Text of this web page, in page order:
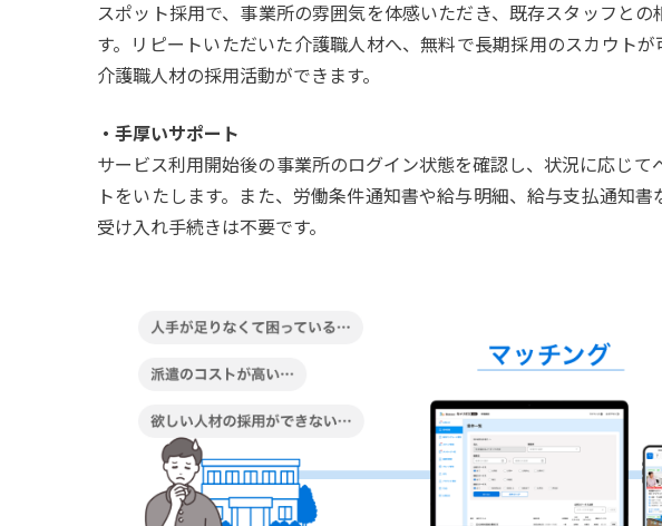
スポット採用で、事業所の雰囲気を体感いただき、既存スタッフと
す。リピートいただいた介護職人材へ、無料で長期採用のスカウト
介護職人材の採用活動ができます。
・手厚いサポート
サービス利用開始後の事業所のログイン状態を確認し、状況に応じて
トをいたします。また、労働条件通知書や給与明細、給与支払通知書
受け入れ手続きは不要です。